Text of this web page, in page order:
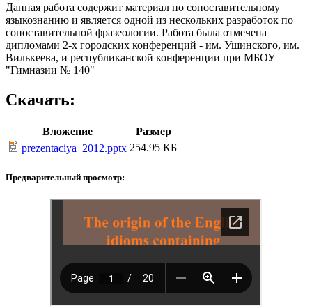
Данная работа содержит материал по сопоставительному
языкознанию и является одной из нескольких разработок по
сопоставительной фразеологии. Работа была отмечена
дипломами 2-х городских конференций - им. Ушинского, им.
Вилькеева, и республиканской конференции при МБОУ
"Гимназии № 140"
Скачать:
Вложение
Размер
prezentaciya_2012.pptx 254.95 КБ
Предварительный просмотр: